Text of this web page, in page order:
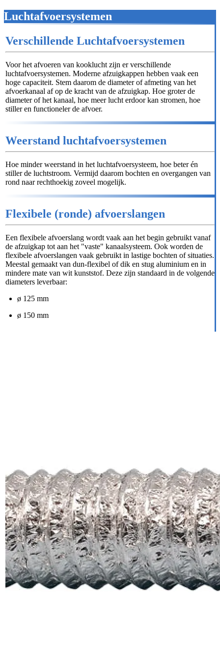
Luchtafvoersystemen
Verschillende Luchtafvoersystemen
Voor het afvoeren van kooklucht zijn er verschillende
luchtafvoersystemen. Moderne afzuigkappen hebben vaak een
hoge capaciteit. Stem daarom de diameter of afmeting van het
afvoerkanaal af op de kracht van de afzuigkap. Hoe groter de
diameter of het kanaal, hoe meer lucht erdoor kan stromen, hoe
stiller en functioneler de afvoer.
Weerstand luchtafvoersystemen
Hoe minder weerstand in het luchtafvoersysteem, hoe beter én
stiller de luchtstroom. Vermijd daarom bochten en overgangen van
rond naar rechthoekig zoveel mogelijk.
Flexibele (ronde) afvoerslangen
Een flexibele afvoerslang wordt vaak aan het begin gebruikt vanaf
de afzuigkap tot aan het "vaste" kanaalsysteem. Ook worden de
flexibele afvoerslangen vaak gebruikt in lastige bochten of situaties.
Meestal gemaakt van dun-flexibel of dik en stug aluminium en in
mindere mate van wit kunststof. Deze zijn standaard in de volgende
diameters leverbaar:
ø 125 mm
ø 150 mm